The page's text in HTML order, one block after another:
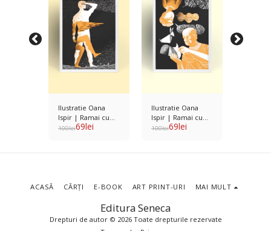
Ilustratie Oana
Ispir | Ramai cu
tine - Poem Tudor
100lei69lei
Ilustratie Oana
Ispir | Ramai cu
tine - Poem
100lei69lei
Editura Seneca
Drepturi de autor © 2026 Toate drepturile rezervate
ACASĂ CĂRȚI E-BOOK ART PRINT-URI MAI MULT